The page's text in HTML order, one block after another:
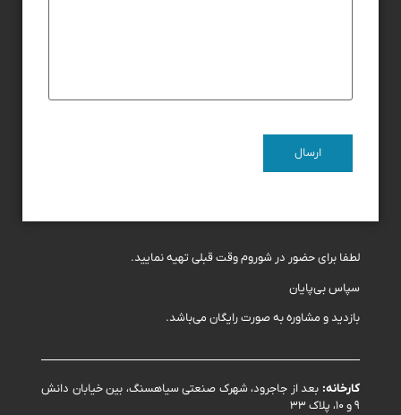
لطفا برای حضور در شوروم وقت قبلی تهیه نمایید.
سپاس بی‌پایان
بازدید و مشاوره به صورت رایگان می‌باشد.
کارخانه: بعد از جاجرود، شهرک صنعتی سیاهسنگ، بین خیابان دانش
۹ و ۱۰، پلاک ۳۳